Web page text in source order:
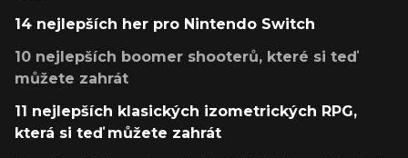
14 nejlepších her pro Nintendo Switch
10 nejlepších boomer shooterů, které si teď
můžete zahrát
11 nejlepších klasických izometrických RPG,
která si teď můžete zahrát